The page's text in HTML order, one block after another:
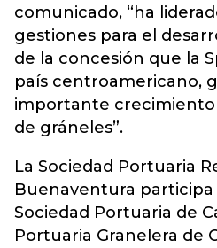
comunicado, “ha
gestiones para el
de la concesión que la
país centroamericano,
importante crecimiento
de gráneles”.
La Sociedad Portuaria
Buenaventura participa
Sociedad Portuaria de
Portuaria Granelera de